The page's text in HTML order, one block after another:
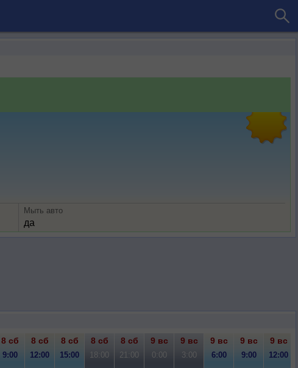
Мыть авто
да
8 сб 8 сб 8 сб 8 сб 8 сб 9 вс 9 вс 9 вс 9 вс 9 вс
9:00 12:00 15:00 18:00 21:00 0:00 3:00 6:00 9:00 12:00